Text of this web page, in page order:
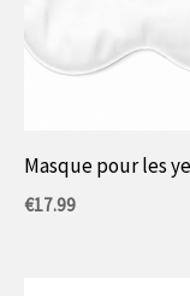
Masque pour les
€17.99